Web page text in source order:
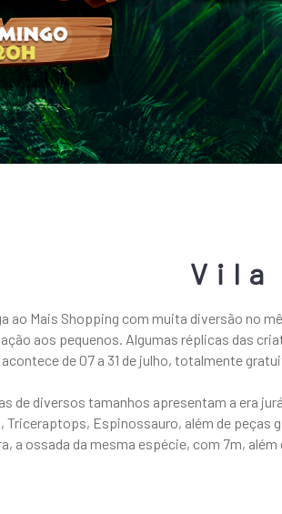
Vila
ao Mais Shopping com muita diversão no
aos pequenos. Algumas réplicas das
de 07 a 31 de julho, totalmente
de diversos tamanhos apresentam a era
Triceraptops, Espinossauro, além de
a ossada da mesma espécie, com 7m,